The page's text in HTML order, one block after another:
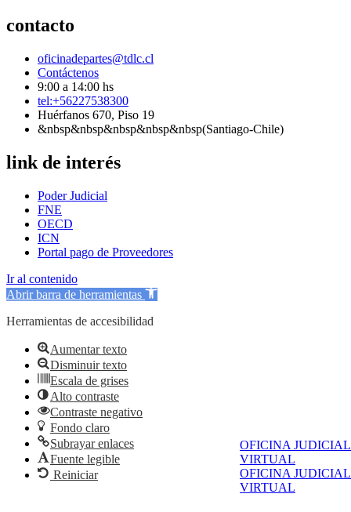
OFICINA JUDICIAL
VIRTUAL
OFICINA JUDICIAL
VIRTUAL
contacto
oficinadepartes@tdlc.cl
Contáctenos
9:00 a 14:00 hs
tel:+56227538300
Huérfanos 670, Piso 19
&nbsp&nbsp&nbsp&nbsp&nbsp(Santiago-Chile)
link de interés
Poder Judicial
FNE
OECD
ICN
Portal pago de Proveedores
Ir al contenido
Abrir barra de herramientas
Herramientas de accesibilidad
Aumentar texto
Disminuir texto
Escala de grises
Alto contraste
Contraste negativo
Fondo claro
Subrayar enlaces
Fuente legible
Reiniciar